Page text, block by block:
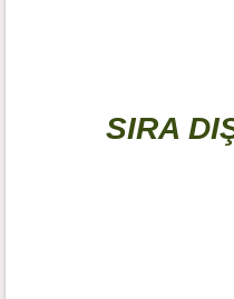
SIRA